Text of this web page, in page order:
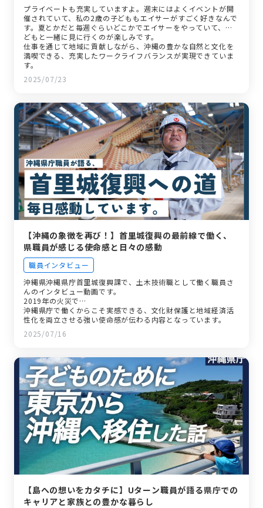
プライベートも充実していますよ。週末にはよくイベントが開
催されていて、私の2歳の子どももエイサーがすごく好きなんで
す。夏とかだと毎週ぐらいどこかでエイサーをやっていて、子
どもと一緒に見に行くのが楽しみです。
仕事を通じて地域に貢献しながら、沖縄の豊かな自然と文化を
満喫できる、充実したワークライフバランスが実現できていま
す。
2025/07/23
【沖縄の象徴を再び！】首里城復興の最前線で働く、
県職員が感じる使命感と日々の感動
職員インタビュー
沖縄県沖縄県庁首里城復興課で、土木技術職として働く職員さ
んのインタビュー動画です。
2019年の火災で…
沖縄県庁で働くからこそ実感できる、文化財保護と地域経済活
性化を両立させる強い使命感が伝わる内容となっています。
2025/07/16
【島への想いをカタチに】Uターン職員が語る県庁での
キャリアと家族との豊かな暮らし